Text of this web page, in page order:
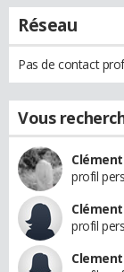
Réseau
Pas de contact
Vous
profil
profil